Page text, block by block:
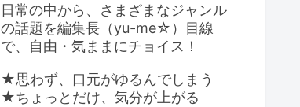
日常の中から、さまざまなジャンル
の話題を編集長（yu-me☆）目線
で、自由・気ままにチョイス！
★思わず、口元がゆるんでしまう
★ちょっとだけ、気分が上がる